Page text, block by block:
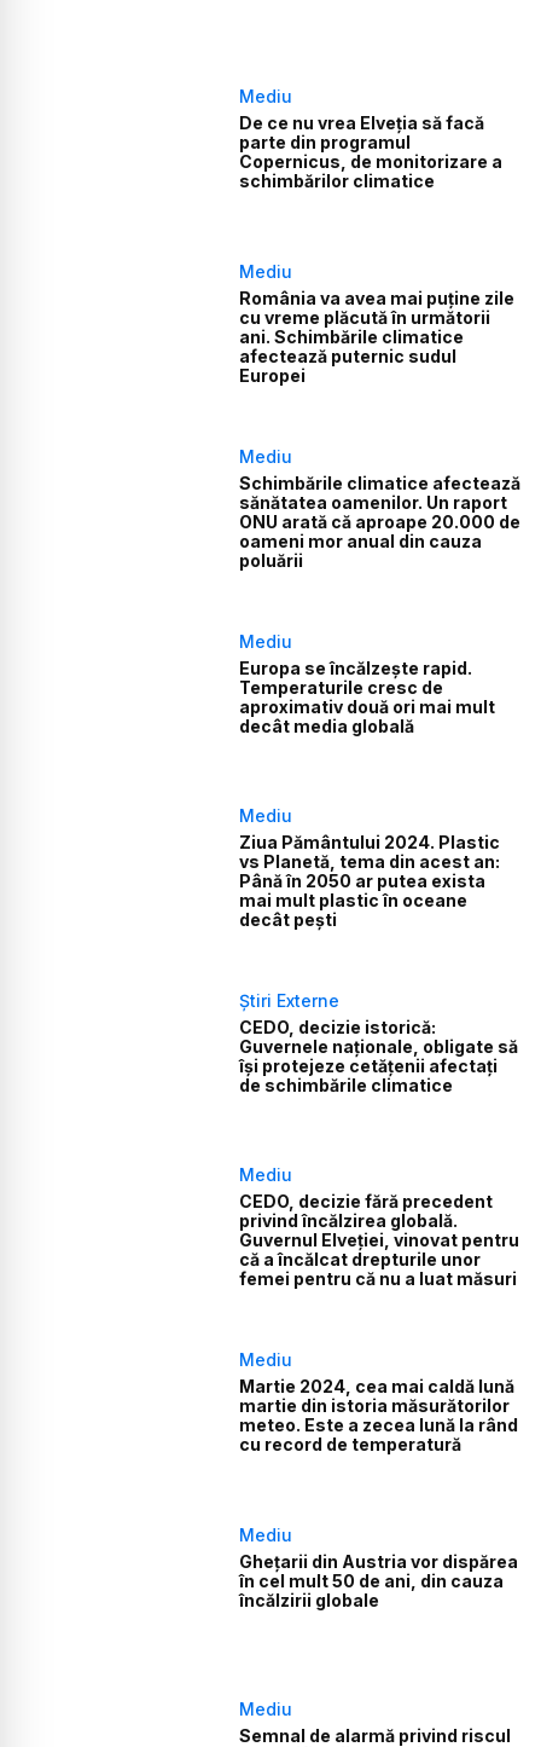
Mediu
De ce nu vrea Elveția să facă
parte din programul
Copernicus, de monitorizare a
schimbărilor climatice
Mediu
România va avea mai puține zile
cu vreme plăcută în următorii
ani. Schimbările climatice
afectează puternic sudul
Europei
Mediu
Schimbările climatice afectează
sănătatea oamenilor. Un raport
ONU arată că aproape 20.000 de
oameni mor anual din cauza
poluării
Mediu
Europa se încălzește rapid.
Temperaturile cresc de
aproximativ două ori mai mult
decât media globală
Mediu
Ziua Pământului 2024. Plastic
vs Planetă, tema din acest an:
Până în 2050 ar putea exista
mai mult plastic în oceane
decât pești
Știri Externe
CEDO, decizie istorică:
Guvernele naționale, obligate să
își protejeze cetățenii afectați
de schimbările climatice
Mediu
CEDO, decizie fără precedent
privind încălzirea globală.
Guvernul Elveției, vinovat pentru
că a încălcat drepturile unor
femei pentru că nu a luat măsuri
Mediu
Martie 2024, cea mai caldă lună
martie din istoria măsurătorilor
meteo. Este a zecea lună la rând
cu record de temperatură
Mediu
Ghețarii din Austria vor dispărea
în cel mult 50 de ani, din cauza
încălzirii globale
Mediu
Semnal de alarmă privind riscul